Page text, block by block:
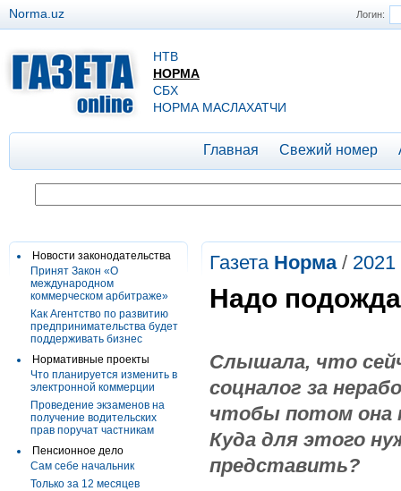
Логин:
Norma.uz
НТВ
НОРМА
СБХ
НОРМА МАСЛАХАТЧИ
Главная Свежий номер
Новости законодательства
Принят Закон «О
международном
коммерческом арбитраже»
Как Агентство по развитию
предпринимательства будет
поддерживать бизнес
Нормативные проекты
Что планируется изменить в
электронной коммерции
Проведение экзаменов на
получение водительских
прав поручат частникам
Пенсионное дело
Сам себе начальник
Только за 12 месяцев
Газета Норма/ 2021
Надо
Слышала, что
соцналог за
чтобы потом она
Куда для этого
представить?